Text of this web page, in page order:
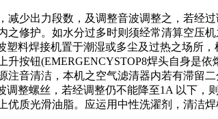
减少出力段数，及调整音波调整之，若经
之修护。如水分过多时则须经常清算空压
塑料焊接机置于潮湿或多尘及过热之场
按钮(EMERGENCYSTOP8焊头自身是
注音清洁，本机之空气滤清器内若有滞留
调整螺丝，若经调整仍不能降至1A 以下
质光滑油脂。应运用中性洗濯剂，清洁